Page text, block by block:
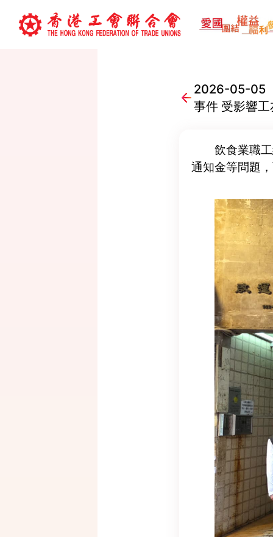
2026-05-05
事件 受影響
飲食業職
通知金等問題